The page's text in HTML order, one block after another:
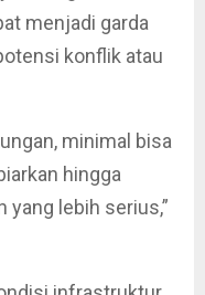
menjadi garda
konflik atau
minimal bisa
hingga
yang lebih serius,”